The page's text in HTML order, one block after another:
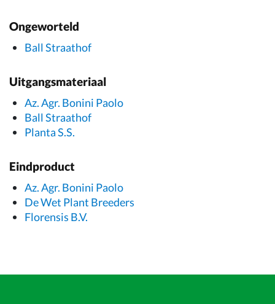
Ongeworteld
Ball Straathof
Uitgangsmateriaal
Az. Agr. Bonini Paolo
Ball Straathof
Planta S.S.
Eindproduct
Az. Agr. Bonini Paolo
De Wet Plant Breeders
Florensis B.V.